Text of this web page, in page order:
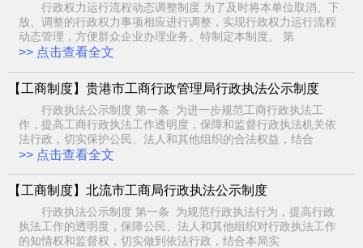
行政权力运行流程动态调整制度 为了及时将本单位取消、下
放、调整的行政权力事项相应进行调整，实现行政权力运行流程
动态管理，方便群众企业办理业务。特制定本制度。 第
>> 点击查看全文
【工商制度】贵港市工商行政管理局行政执法公示制度
行政执法公示制度 第一条 为进一步规范工商行政执法工
作，提高工商行政执法工作透明度，保障和监督行政执法机关依
法行政，切实保护公民、法人和其他组织的合法权益，结合
>> 点击查看全文
【工商制度】北流市工商局行政执法公示制度
行政执法公示制度 第一条 为规范行政执法行为，提高行政
执法工作的透明度，保障公民、法人和其他组织对行政执法工作
的知情权和监督权，切实做到依法行政，结合本局实